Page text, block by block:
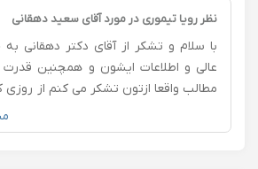
نظر رویا تیموری در مورد آقای سعید دهقانی
با سلام و تشکر از آقای دکتر دهقانی
عالی و اطلاعات ایشون و همچنین قدرت
مطالب واقعا ازتون تشکر می کنم از روزی
نگاهم به ریاضی به طور کلی تغییر
حس اعتماد به نفسی که در حل مسائل به